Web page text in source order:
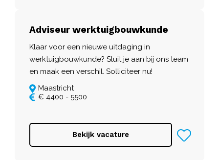
Adviseur werktuigbouwkunde
Klaar voor een nieuwe uitdaging in
werktuigbouwkunde? Sluit je aan bij ons team
en maak een verschil. Solliciteer nu!
Maastricht
€ 4400 - 5500
Bekijk vacature